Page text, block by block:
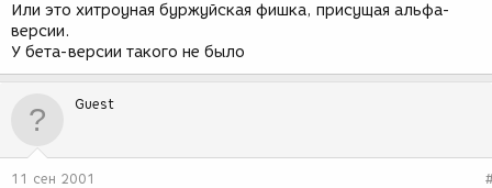
Или это хитроуная буржуйская фишка, присущая альфа-
версии.
У бета-версии такого не было
Guest
11 сен 2001